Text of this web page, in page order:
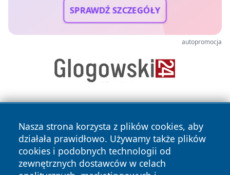
SPRAWDŹ SZCZEGÓŁY
autopromocja
Nasza strona korzysta z plików cookies, aby
działała prawidłowo. Używamy także plików
cookies i podobnych technologii od
zewnętrznych dostawców w celach
Copyright © 2026 raciborski24.pl Wszystkie prawa